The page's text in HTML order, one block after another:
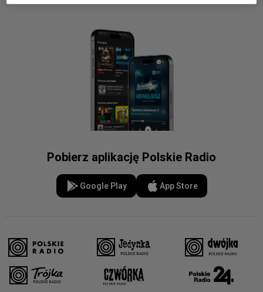
Pobierz aplikację Polskie Radio
Google Play App Store